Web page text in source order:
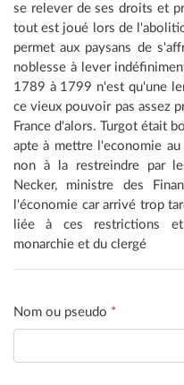
se relever de ses droits et
tout est joué lors de
permet aux paysans de
noblesse à lever
1789 à 1799 n'est qu'une
ce vieux pouvoir pas assez
France d'alors. Turgot était
apte à mettre l'economie
non à la restreindre par
Necker, ministre des
l'économie car arrivé trop
liée à ces restrictions
monarchie et du clergé
Nom ou pseudo *